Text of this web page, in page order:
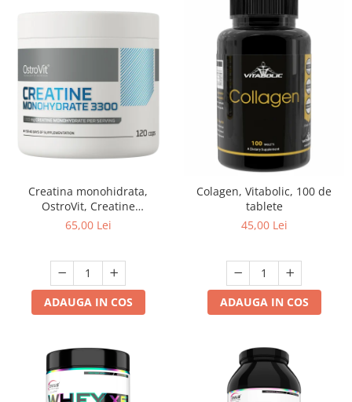
Creatina monohidrata,
OstroVit, Creatine
monohydrate tabs 3300, 120
65,00 Lei
ADAUGA IN COS
Colagen, Vitabolic, 100 de
tablete
45,00 Lei
ADAUGA IN COS